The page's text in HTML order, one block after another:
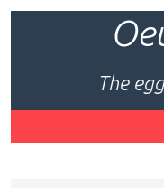
The